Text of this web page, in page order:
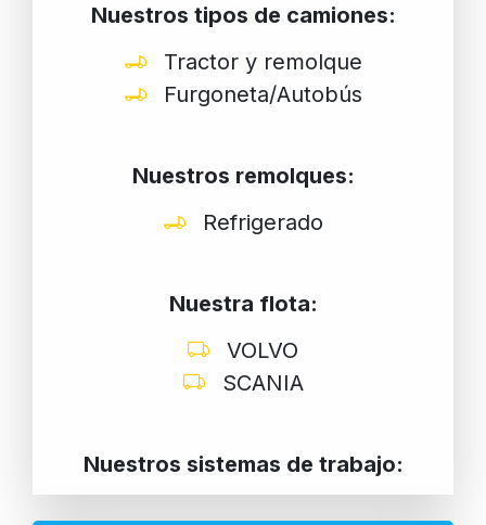
Nuestros tipos de camiones:
Tractor y remolque
Furgoneta/Autobús
Nuestros remolques:
Refrigerado
Nuestra flota:
VOLVO
SCANIA
Nuestros sistemas de trabajo: